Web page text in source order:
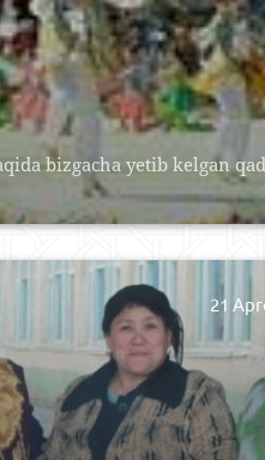
bizgacha yetib kelgan
21